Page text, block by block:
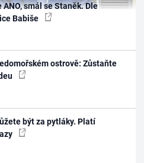
smál se Staněk. Dle
Babiše
ostrově: Zůstaňte
být za pytláky. Platí